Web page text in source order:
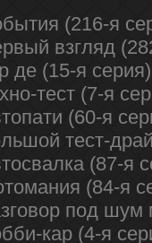
(216-я
взгляд
де (15-я
тест (7-я
(60-я
тест-
(87-я
(84-я
под шум
кар (4-я